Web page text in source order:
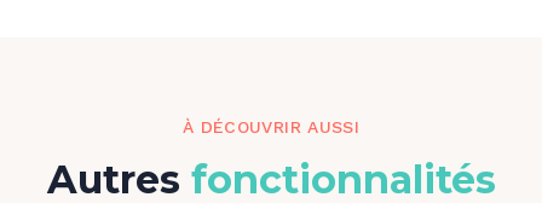
À DÉCOUVRIR AUSSI
Autres fonctionnalités